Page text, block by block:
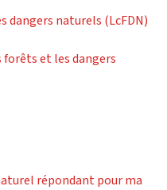
dangers naturels (LcFDN)
forêts et les dangers
répondant pour ma